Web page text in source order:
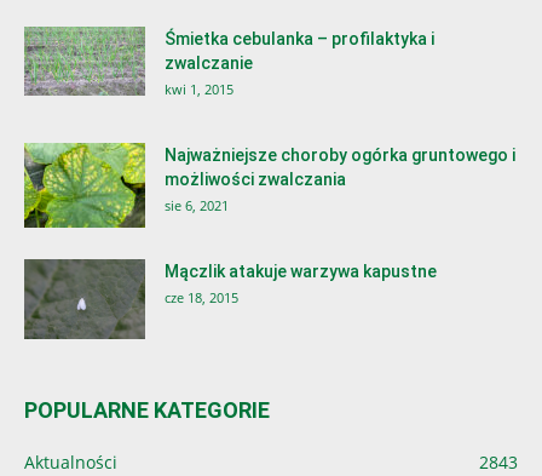
Śmietka cebulanka – profilaktyka i
zwalczanie
kwi 1, 2015
Najważniejsze choroby ogórka gruntowego i
możliwości zwalczania
sie 6, 2021
Mączlik atakuje warzywa kapustne
cze 18, 2015
POPULARNE KATEGORIE
Aktualności 2843